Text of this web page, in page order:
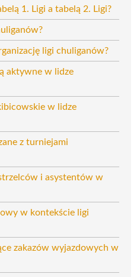
1. Ligi a tabelą 2. Ligi?
ligi chuliganów?
aktywne w lidze
w lidze
z turniejami
i asystentów w
w kontekście ligi
zakazów wyjazdowych w